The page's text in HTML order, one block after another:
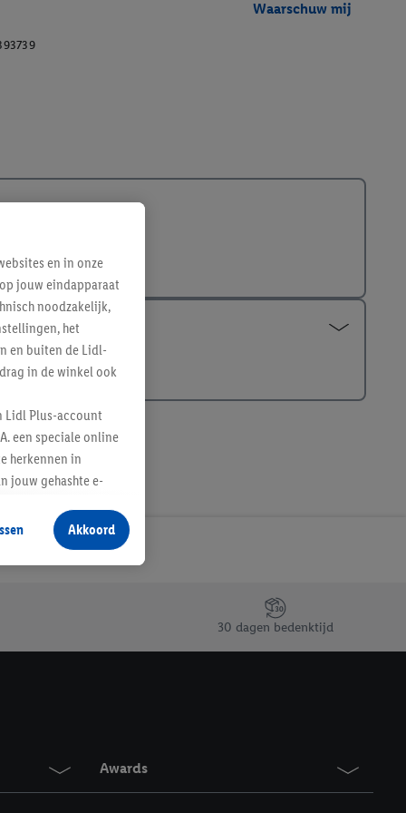
Waarschuw mij
30 dagen bedenktijd
Awards
en in onze
jouw eindapparaat
noodzakelijk,
het
en buiten de Lidl-
in de winkel ook
Lidl Plus-account
een speciale online
herkennen in
jouw gehashte e-
producten waarin je
te plaatsen
jouw gehashte e-
kunnen worden
vergelijkbare
Meer informatie,
Akkoord